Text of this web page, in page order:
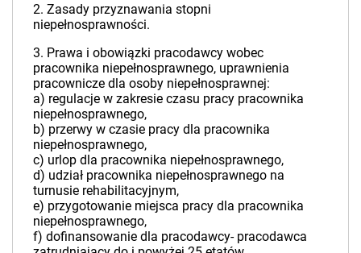
2. Zasady przyznawania stopni
niepełnosprawności.
3. Prawa i obowiązki pracodawcy wobec
pracownika niepełnosprawnego, uprawnienia
pracownicze dla osoby niepełnosprawnej:
a) regulacje w zakresie czasu pracy pracownika
niepełnosprawnego,
b) przerwy w czasie pracy dla pracownika
niepełnosprawnego,
c) urlop dla pracownika niepełnosprawnego,
d) udział pracownika niepełnosprawnego na
turnusie rehabilitacyjnym,
e) przygotowanie miejsca pracy dla pracownika
niepełnosprawnego,
f) dofinansowanie dla pracodawcy- pracodawca